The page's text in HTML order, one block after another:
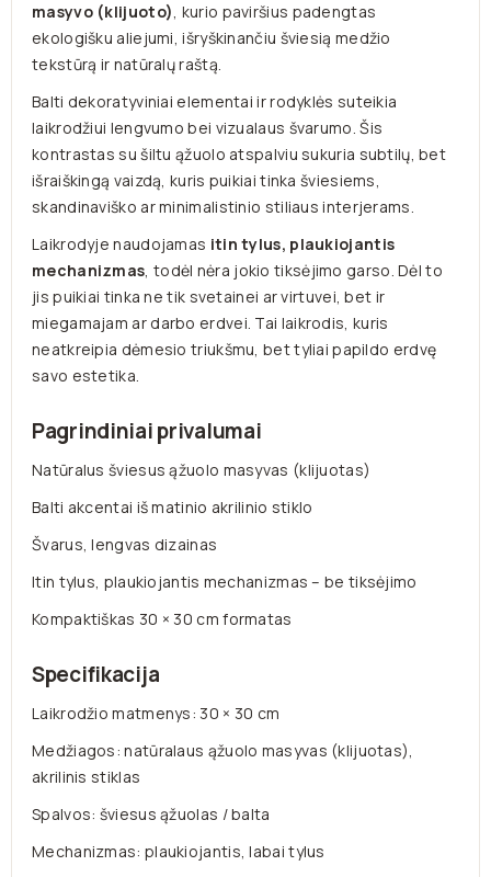
masyvo (klijuoto), kurio paviršius padengtas
ekologišku aliejumi, išryškinančiu šviesią medžio
tekstūrą ir natūralų raštą.
Balti dekoratyviniai elementai ir rodyklės suteikia
laikrodžiui lengvumo bei vizualaus švarumo. Šis
kontrastas su šiltu ąžuolo atspalviu sukuria subtilų, bet
išraiškingą vaizdą, kuris puikiai tinka šviesiems,
skandinaviško ar minimalistinio stiliaus interjerams.
Laikrodyje naudojamas itin tylus, plaukiojantis
mechanizmas, todėl nėra jokio tiksėjimo garso. Dėl to
jis puikiai tinka ne tik svetainei ar virtuvei, bet ir
miegamajam ar darbo erdvei. Tai laikrodis, kuris
neatkreipia dėmesio triukšmu, bet tyliai papildo erdvę
savo estetika.
Pagrindiniai privalumai
Natūralus šviesus ąžuolo masyvas (klijuotas)
Balti akcentai iš matinio akrilinio stiklo
Švarus, lengvas dizainas
Itin tylus, plaukiojantis mechanizmas – be tiksėjimo
Kompaktiškas 30 × 30 cm formatas
Specifikacija
Laikrodžio matmenys: 30 × 30 cm
Medžiagos: natūralaus ąžuolo masyvas (klijuotas),
akrilinis stiklas
Spalvos: šviesus ąžuolas / balta
Mechanizmas: plaukiojantis, labai tylus